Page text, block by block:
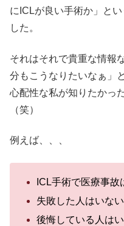
にICLが良い手術か」と
した。
それはそれで貴重な情報
分もこうなりたいなぁ」
心配性な私が知りたかっ
（笑）
例えば、、、
ICL手術で医療事
失敗した人はいな
後悔している人は